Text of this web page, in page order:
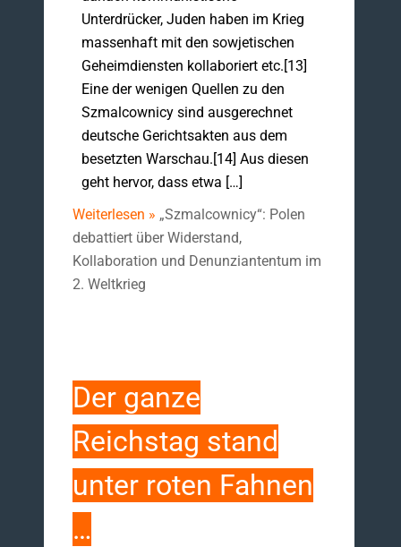
Unterdrücker, Juden haben im Krieg
massenhaft mit den sowjetischen
Geheimdiensten kollaboriert etc.[13]
Eine der wenigen Quellen zu den
Szmalcownicy sind ausgerechnet
deutsche Gerichtsakten aus dem
besetzten Warschau.[14] Aus diesen
geht hervor, dass etwa […]
Weiterlesen » „Szmalcownicy“: Polen
debattiert über Widerstand,
Kollaboration und Denunziantentum im
2. Weltkrieg
Der ganze
Reichstag stand
unter roten Fahnen
…